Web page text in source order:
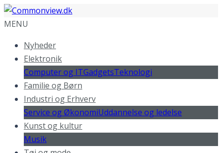
MENU
Nyheder
Elektronik
Computer og ITGadgetsTeknologi
Familie og Børn
Industri og Erhverv
Service og ØkonomiUddannelse og ledelse
Kunst og kultur
Musik